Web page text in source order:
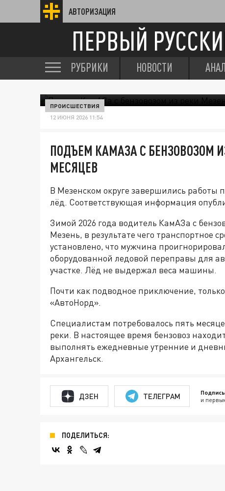
АВТОРИЗАЦИЯ
ПЕРВЫЙ
РУБРИКИ НОВОСТИ
ПРОИСШЕСТВИЯ
12 ИЮНЯ 2026 11:54
ПОДЪЕМ КАМАЗА С БЕНЗОВОЗОМ
МЕСЯЦЕВ
В Мезенском округе завершились работы
лёд. Соответствующая информация
Зимой 2026 года водитель КамАЗа с
Мезень, в результате чего транспортное
установлено, что мужчина
оборудованной ледовой переправы для
участке. Лёд не выдержал веса машины.
Почти как подводное приключение,
«АвтоНорд».
Специалистам потребовалось пять
реки. В настоящее время бензовоз
выполнять ежедневные утренние и
Архангельск.
ДЗЕН ТЕЛЕГРАМ и
ПОДЕЛИТЬСЯ: